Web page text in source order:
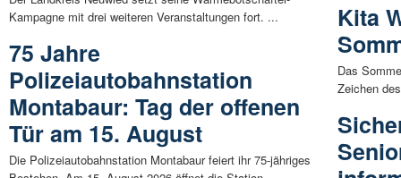
Kampagne mit drei weiteren Veranstaltungen fort. ...
75 Jahre
Polizeiautobahnstation
Montabaur: Tag der offenen
Tür am 15. August
Die Polizeiautobahnstation Montabaur feiert ihr 75-jähriges
Kita
Das
Zeichen